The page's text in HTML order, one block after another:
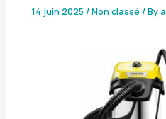
14 juin 2025/Non classé / By